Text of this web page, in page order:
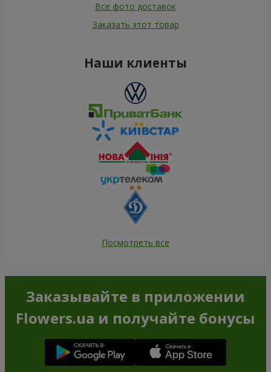
Все фото доставок
Заказать этот товар
Наши клиенты
Посмотреть все
Заказывайте в приложении
Flowers.ua и получайте бонусы